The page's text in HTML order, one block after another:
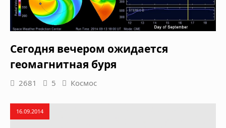
Сегодня вечером ожидается
геомагнитная буря
2681 5 Космос
16.09.2014